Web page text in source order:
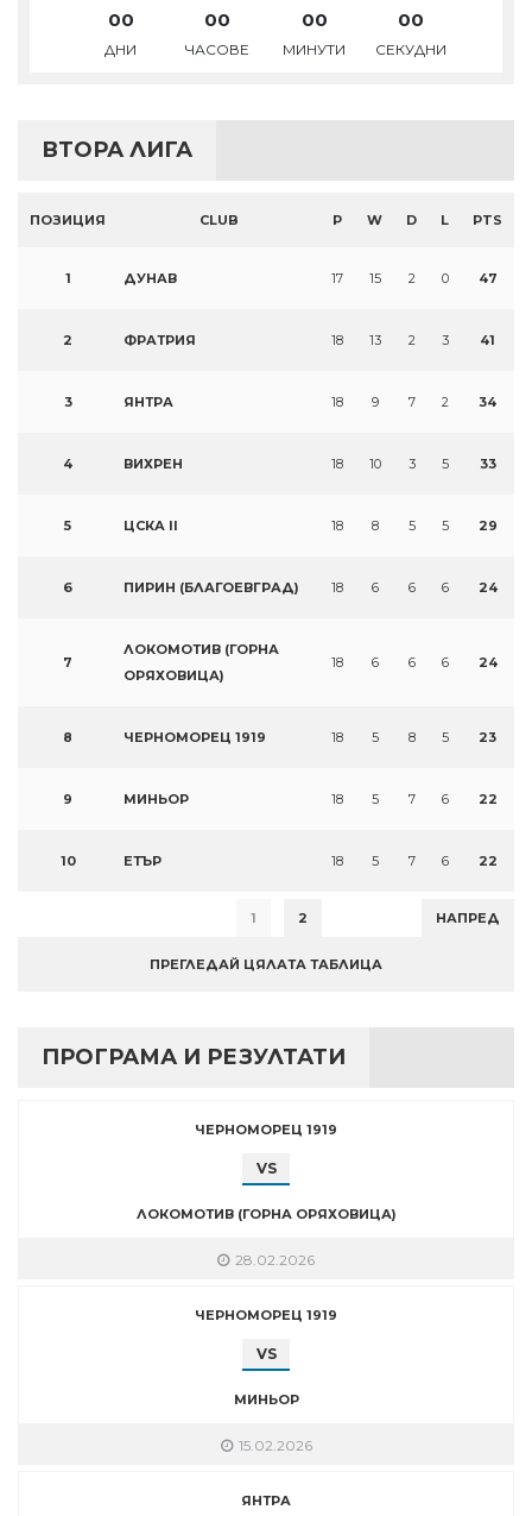
00
ДНИ
00
ЧАСОВЕ
00
МИНУТИ
00
СЕКУДНИ
ВТОРА ЛИГА
ПОЗИЦИЯ CLUB P W D L PTS
1 ДУНАВ 17 15 2 0 47
2 ФРАТРИЯ 18 13 2 3 41
3 ЯНТРА 18 9 7 2 34
4 ВИХРЕН 18 10 3 5 33
5 ЦСКА II 18 8 5 5 29
6 ПИРИН (БЛАГОЕВГРАД) 18 6 6 6 24
7
ЛОКОМОТИВ (ГОРНА
ОРЯХОВИЦА)
18 6 6 6 24
8 ЧЕРНОМОРЕЦ 1919 18 5 8 5 23
9 МИНЬОР 18 5 7 6 22
10 ЕТЪР 18 5 7 6 22
1 2 НАПРЕД
ПРЕГЛЕДАЙ ЦЯЛАТА ТАБЛИЦА
ПРОГРАМА И РЕЗУЛТАТИ
ЧЕРНОМОРЕЦ 1919
VS
ЛОКОМОТИВ (ГОРНА ОРЯХОВИЦА)
28.02.2026
ЧЕРНОМОРЕЦ 1919
VS
МИНЬОР
15.02.2026
ЯНТРА